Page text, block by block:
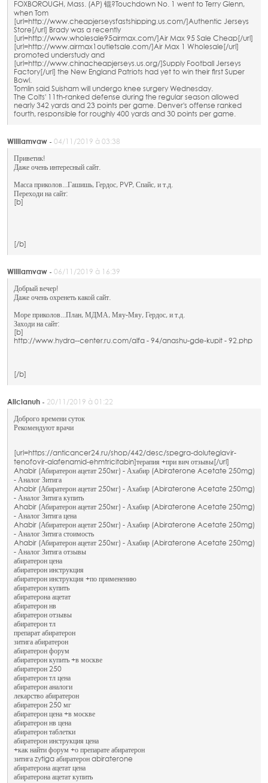
FOXBOROUGH, Mass. (AP) 锟?Touchdown No. 1 went to Terry Glenn,
when Tom
[url=http://www.cheapjerseysfastshipping.us.com/]Authentic Jerseys
Store[/url] Brady was a recently
[url=http://www.wholesale95airmax.com/]Air Max 95 Sale Cheap[/url]
[url=http://www.airmax1outletsale.com/]Air Max 1 Wholesale[/url]
promoted understudy and
[url=http://www.chinacheapjerseys.us.org/]Supply Football Jerseys
Factory[/url] the New England Patriots had yet to win their first Super
Bowl.
Tomlin said Suisham will undergo knee surgery Wednesday.
The Colts' 11th-ranked defense during the regular season allowed
nearly 342 yards and 23 points per game. Denver's offense ranked
fourth, responsible for roughly 400 yards and 30 points per game.
Williamvaw - 04/11/2019 à 03:38
Приветик!
Даже очень интересный сайт.
Масса приколов...Гашишь, Гердос, PVP, Спайс, и т.д.
Переходи на сайт:
[b]
[/b]
Williamvaw - 06/11/2019 à 16:39
Добрый вечер!
Даже очень охренеть какой сайт.
Море приколов...План, МДМА, Мяу-Мяу, Гердос, и т.д.
Заходи на сайт:
[b]
http://www.hydra--center.ru.com/alfa - 94/anashu-gde-kupit - 92.php
[/b]
Alicianuh - 20/11/2019 à 01:22
Доброго времени суток
Рекомендуют врачи
[url=https://anticancer24.ru/shop/442/desc/spegra-doluteglavir-
tenofovir-alafenamid-ehmtricitabin]терапия +при вич отзывы[/url]
Ahabir (Абиратерон ацетат 250мг) - Ахабир (Abiraterone Acetate 250mg)
- Аналог Зитига
Ahabir (Абиратерон ацетат 250мг) - Ахабир (Abiraterone Acetate 250mg)
- Аналог Зитига купить
Ahabir (Абиратерон ацетат 250мг) - Ахабир (Abiraterone Acetate 250mg)
- Аналог Зитига цена
Ahabir (Абиратерон ацетат 250мг) - Ахабир (Abiraterone Acetate 250mg)
- Аналог Зитига стоимость
Ahabir (Абиратерон ацетат 250мг) - Ахабир (Abiraterone Acetate 250mg)
- Аналог Зитига отзывы
абиратерон цена
абиратерон инструкция
абиратерон инструкция +по применению
абиратерон купить
абиратерона ацетат
абиратерон нв
абиратерон отзывы
абиратерон тл
препарат абиратерон
зитига абиратерон
абиратерон форум
абиратерон купить +в москве
абиратерон 250
абиратерон тл цена
абиратерон аналоги
лекарство абиратерон
абиратерон 250 мг
абиратерон цена +в москве
абиратерон нв цена
абиратерон таблетки
абиратерон инструкция цена
+как найти форум +о препарате абиратерон
зитига zytiga абиратерон abiraterone
абиратерона ацетат цена
абиратерона ацетат купить